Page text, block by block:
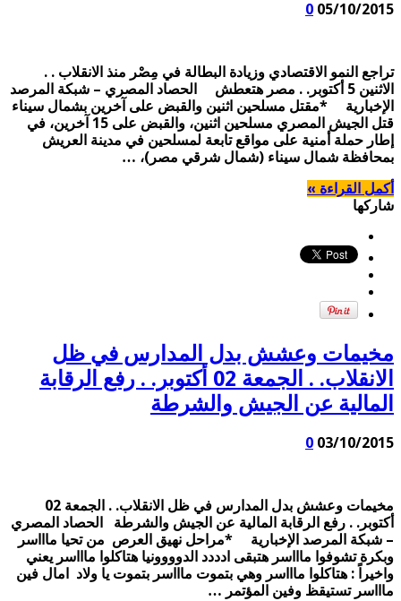
05/10/2015
0
تراجع النمو الاقتصادي وزيادة البطالة في مِصْر منذ الانقلاب . .
الاثنين 5 أكتوبر. . مصر هتعطش الحصاد المصري – شبكة المرصد
الإخبارية *مقتل مسلحين اثنين والقبض على آخرين بشمال سيناء
قتل الجيش المصري مسلحين اثنين، والقبض على 15 آخرين، في
إطار حملة أمنية على مواقع تابعة لمسلحين في مدينة العريش
بمحافظة شمال سيناء (شمال شرقي مصر)، …
أكمل القراءة »
شاركها
مخيمات وعشش بدل المدارس في ظل
الانقلاب. . الجمعة 02 أكتوبر. . رفع الرقابة
المالية عن الجيش والشرطة
03/10/2015
0
مخيمات وعشش بدل المدارس في ظل الانقلاب. . الجمعة 02
أكتوبر. . رفع الرقابة المالية عن الجيش والشرطة الحصاد المصري
– شبكة المرصد الإخبارية *مراحل نهيق العرص ‏‎ من تحيا ماااسر
وبكرة تشوفوا ماااسر هتبقى ادددد الدوووونيا هتاكلوا ماااسر يعني
واخيراً : هتاكلوا ماااسر وهي بتموت ماااسر بتموت يا ولاد ‏‎ امال فين
ماااسر تستيقظ وفين المؤتمر …